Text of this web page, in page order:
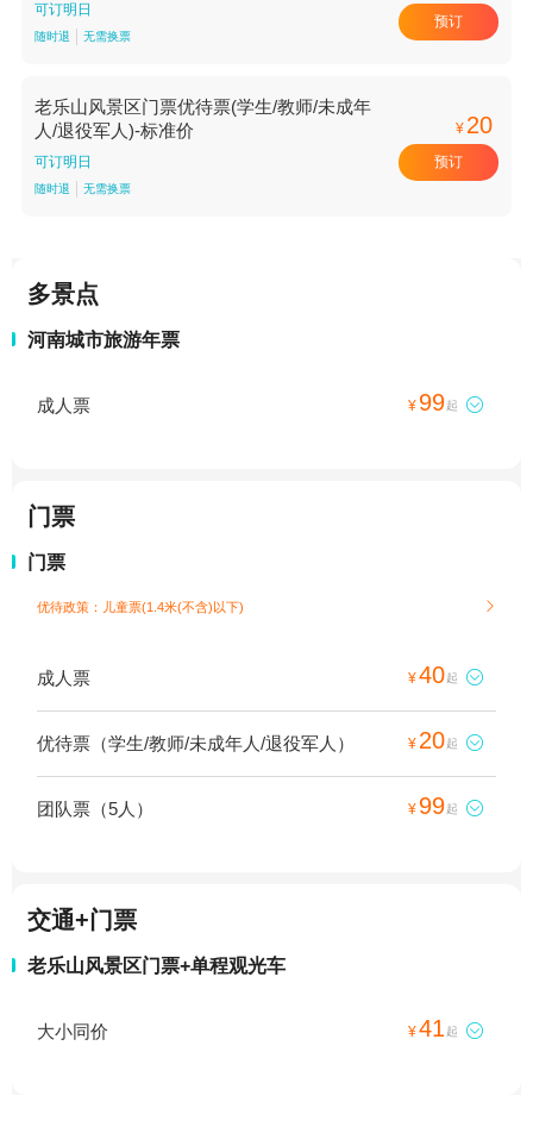
可订明日
随时退 无需换票
预订
老乐山风景区门票优待票(学生/教师/未成年
人/退役军人)-标准价
可订明日
随时退 无需换票
¥ 20
预订
多景点
河南城市旅游年票
成人票 ¥ 99起 
门票
门票
优待政策：儿童票(1.4米(不含)以下) 
成人票 ¥40起 
优待票（学生/教师/未成年人/退役军人） ¥ 20起 
团队票（5人） ¥ 99起 
交通+门票
老乐山风景区门票+单程观光车
大小同价 ¥41 起 